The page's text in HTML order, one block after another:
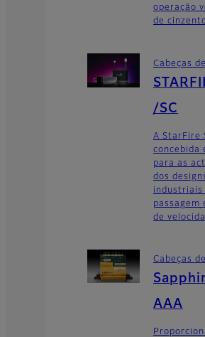
operação
de
Cabeças
/SC
A StarFire
concebida
para as
dos
industriais
passagem
de
Cabeças
AAA